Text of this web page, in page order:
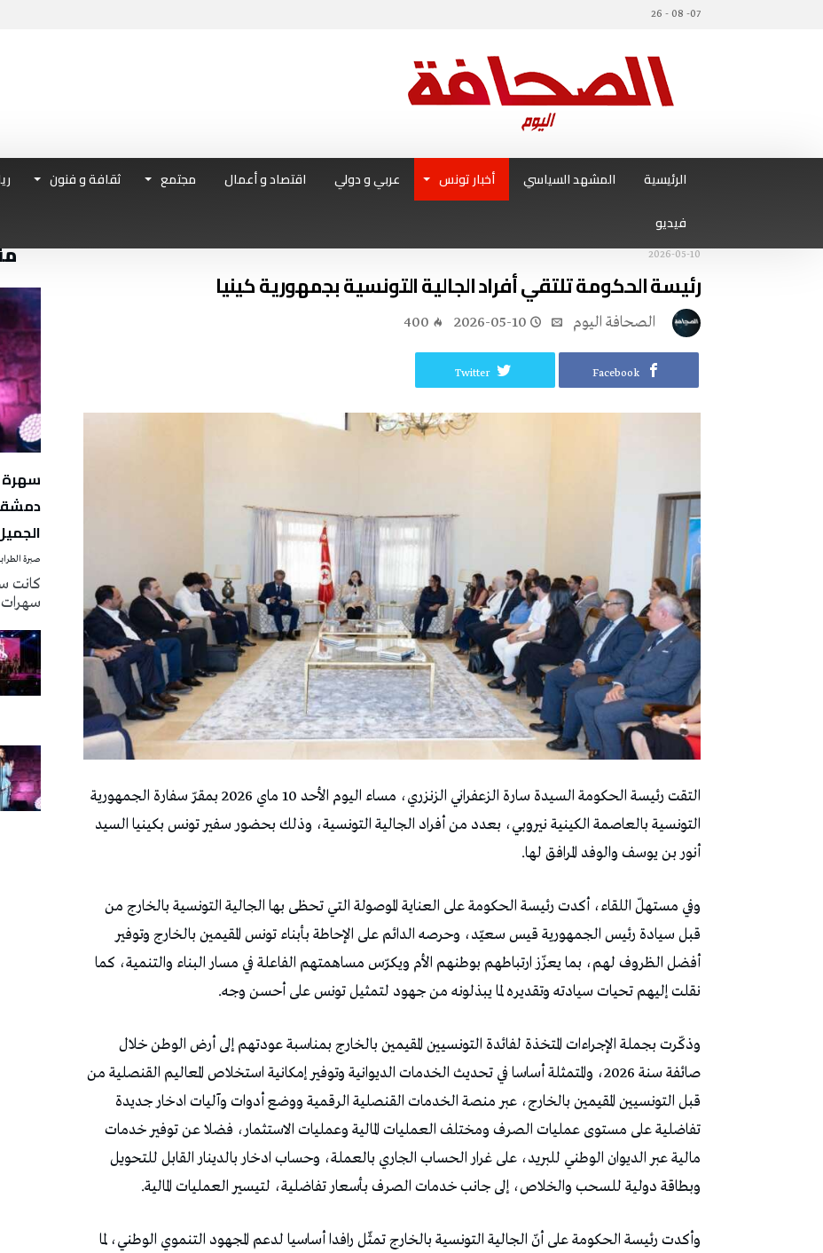
07- 08 - 26
الرئيسية المشهد السياسي أخبار تونس عربي و دولي اقتصاد و أعمال مجتمع ثقافة و فنون
فيديو
2026-05-10
رئيسة الحكومة تلتقي أفراد الجالية التونسية بجمهورية كينيا
2026-05-10
400
Facebook
Twitter
التقت رئيسة الحكومة السيدة سارة الزعفراني الزنزري، مساء اليوم الأحد 10 ماي 2026 بمقرّ سفارة الجمهورية
التونسية بالعاصمة الكينية نيروبي، بعدد من أفراد الجالية التونسية، وذلك بحضور سفير تونس بكينيا السيد
أنور بن يوسف والوفد المرافق لها.
وفي مستهلّ اللقاء، أكدت رئيسة الحكومة على العناية الموصولة التي تحظى بها الجالية التونسية بالخارج من
قبل سيادة رئيس الجمهورية قيس سعيّد، وحرصه الدائم على الإحاطة بأبناء تونس المقيمين بالخارج وتوفير
أفضل الظروف لهم، بما يعزّز ارتباطهم بوطنهم الأم ويكرّس مساهمتهم الفاعلة في مسار البناء والتنمية، كما
نقلت إليهم تحيات سيادته وتقديره لما يبذلونه من جهود لتمثيل تونس على أحسن وجه.
وذكّرت بجملة الإجراءات المتخذة لفائدة التونسيين المقيمين بالخارج بمناسبة عودتهم إلى أرض الوطن خلال
صائفة سنة 2026، والمتمثلة أساسا في تحديث الخدمات الديوانية وتوفير إمكانية استخلاص المعاليم القنصلية من
قبل التونسيين المقيمين بالخارج، عبر منصة الخدمات القنصلية الرقمية ووضع أدوات وآليات ادخار جديدة
تفاضلية على مستوى عمليات الصرف ومختلف العمليات المالية وعمليات الاستثمار، فضلا عن توفير خدمات
مالية عبر الديوان الوطني للبريد، على غرار الحساب الجاري بالعملة، وحساب ادخار بالدينار القابل للتحويل
وبطاقة دولية للسحب والخلاص، إلى جانب خدمات الصرف بأسعار تفاضلية، لتيسير العمليات المالية.
وأكدت رئيسة الحكومة على أنّ الجالية التونسية بالخارج تمثّل رافدا أساسيا لدعم المجهود التنموي الوطني، لما
سهرة
صبرة
سهرات